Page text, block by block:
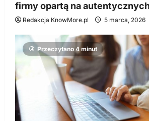
firmy opartą na
Redakcja KnowMore.pl 5 marca, 2026
Przeczytano 4 minut